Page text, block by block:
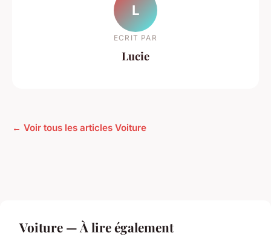
L
ECRIT PAR
Lucie
← Voir tous les articles Voiture
Voiture — À lire également